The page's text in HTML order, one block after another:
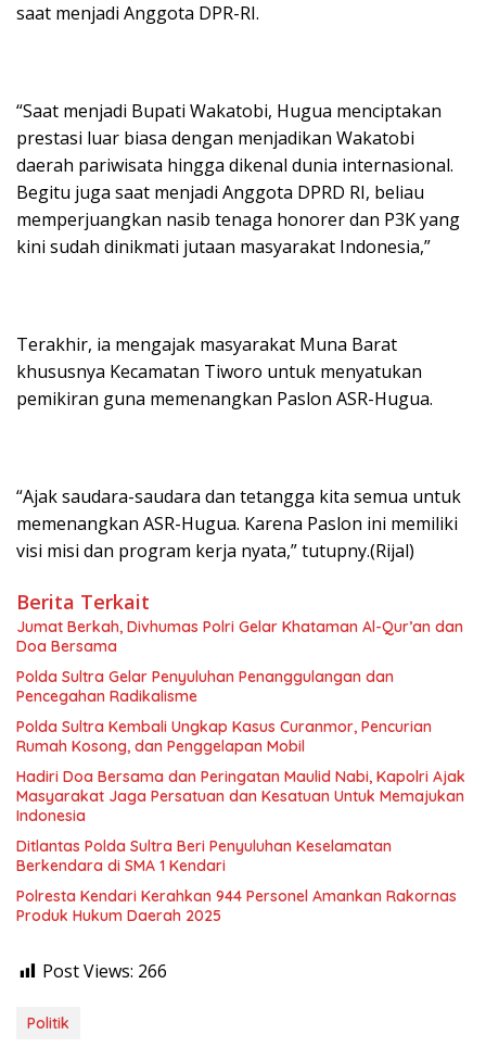
saat menjadi Anggota DPR-RI.
“Saat menjadi Bupati Wakatobi, Hugua menciptakan
prestasi luar biasa dengan menjadikan Wakatobi
daerah pariwisata hingga dikenal dunia internasional.
Begitu juga saat menjadi Anggota DPRD RI, beliau
memperjuangkan nasib tenaga honorer dan P3K yang
kini sudah dinikmati jutaan masyarakat Indonesia,”
Terakhir, ia mengajak masyarakat Muna Barat
khususnya Kecamatan Tiworo untuk menyatukan
pemikiran guna memenangkan Paslon ASR-Hugua.
“Ajak saudara-saudara dan tetangga kita semua untuk
memenangkan ASR-Hugua. Karena Paslon ini memiliki
visi misi dan program kerja nyata,” tutupny.(Rijal)
Berita Terkait
Jumat Berkah, Divhumas Polri Gelar Khataman Al-Qur’an dan
Doa Bersama
Polda Sultra Gelar Penyuluhan Penanggulangan dan
Pencegahan Radikalisme
Polda Sultra Kembali Ungkap Kasus Curanmor, Pencurian
Rumah Kosong, dan Penggelapan Mobil
Hadiri Doa Bersama dan Peringatan Maulid Nabi, Kapolri Ajak
Masyarakat Jaga Persatuan dan Kesatuan Untuk Memajukan
Indonesia
Ditlantas Polda Sultra Beri Penyuluhan Keselamatan
Berkendara di SMA 1 Kendari
Polresta Kendari Kerahkan 944 Personel Amankan Rakornas
Produk Hukum Daerah 2025
Post Views: 266
Politik